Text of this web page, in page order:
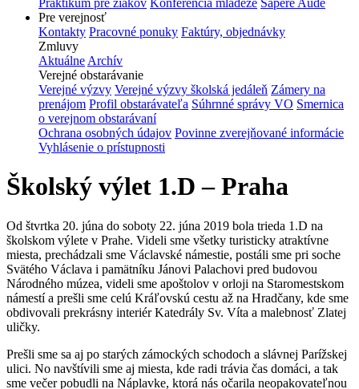
Praktikum pre žiakov Konferencia mládeže Sapere Aude
Pre verejnosť
Kontakty Pracovné ponuky Faktúry, objednávky
Zmluvy
Aktuálne Archív
Verejné obstarávanie
Verejné výzvy Verejné výzvy školská jedáleň Zámery na
prenájom Profil obstarávateľa Súhrnné správy VO Smernica
o verejnom obstarávaní
Ochrana osobných údajov Povinne zverejňované informácie
Vyhlásenie o prístupnosti
Školský výlet 1.D – Praha
Od štvrtka 20. júna do soboty 22. júna 2019 bola trieda 1.D na
školskom výlete v Prahe. Videli sme všetky turisticky atraktívne
miesta, prechádzali sme Václavské námestie, postáli sme pri soche
Svätého Václava i pamätníku Jánovi Palachovi pred budovou
Národného múzea, videli sme apoštolov v orloji na Staromestskom
námestí a prešli sme celú Kráľovskú cestu až na Hradčany, kde sme
obdivovali prekrásny interiér Katedrály Sv. Víta a malebnosť Zlatej
uličky.
Prešli sme sa aj po starých zámockých schodoch a slávnej Parížskej
ulici. No navštívili sme aj miesta, kde radi trávia čas domáci, a tak
sme večer pobudli na Náplavke, ktorá nás očarila neopakovateľnou